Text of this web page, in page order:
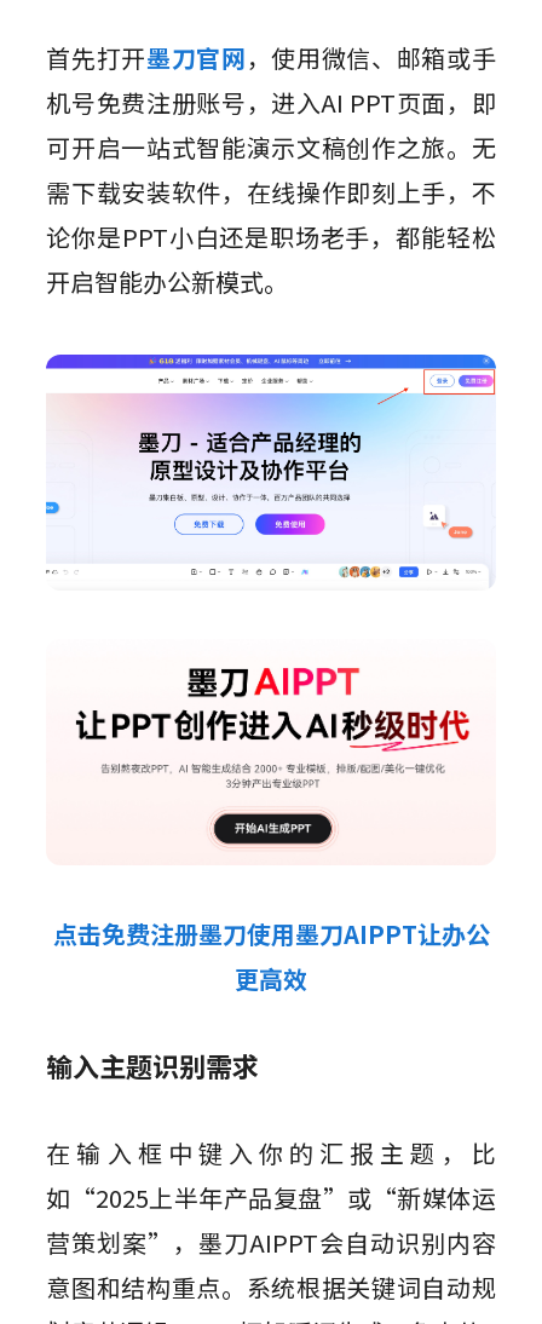
首先打开墨刀官网，使用微信、邮箱或手
机号免费注册账号，进入AI PPT页面，即
可开启一站式智能演示文稿创作之旅。无
需下载安装软件，在线操作即刻上手，不
论你是PPT小白还是职场老手，都能轻松
开启智能办公新模式。
点击免费注册墨刀使用墨刀AIPPT让办公
更高效
输入主题识别需求
在输入框中键入你的汇报主题，比
如“2025上半年产品复盘”或“新媒体运
营策划案”，墨刀AIPPT会自动识别内容
意图和结构重点。系统根据关键词自动规